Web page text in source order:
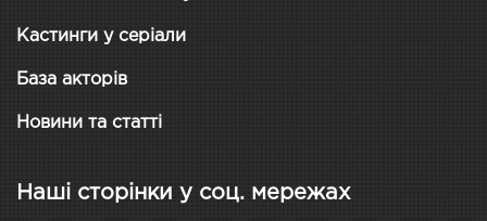
Кастинги у серіали
База акторів
Новини та статті
Наші сторінки у соц. мережах